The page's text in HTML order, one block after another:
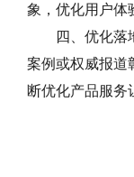
象，优化用户体
四、优化落
案例或权威报道
断优化产品服务